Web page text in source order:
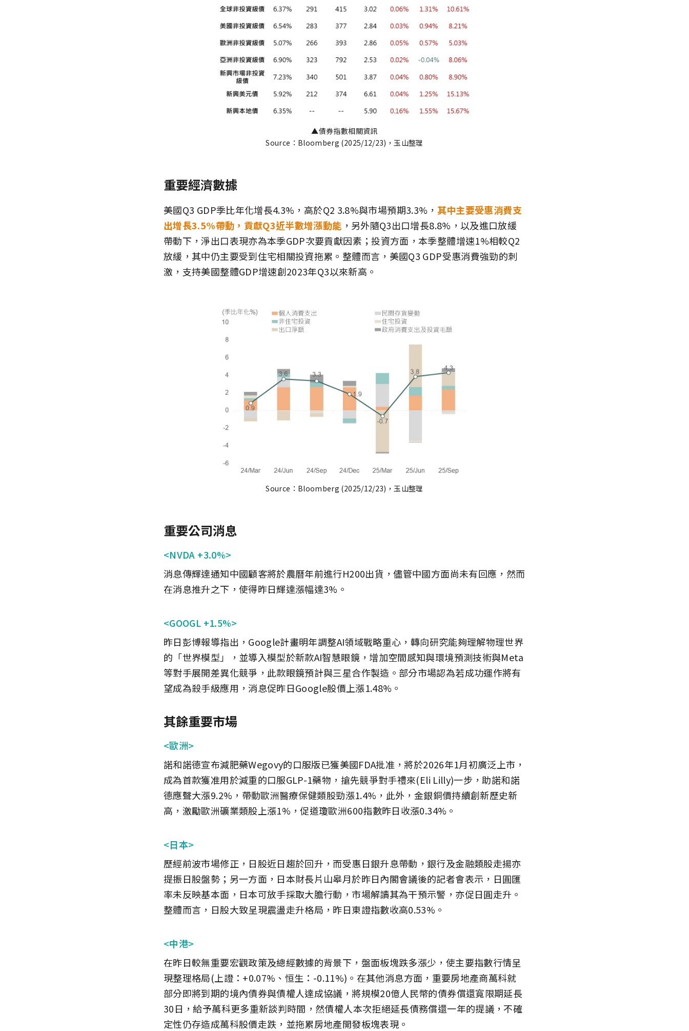
▲債券指數相關資訊
Source：Bloomberg (2025/12/23)，玉山整理
重要經濟數據
美國Q3 GDP季比年化增長4.3%，高於Q2 3.8%與市場預期3.3%， 其中主要受惠消費支
出增長3.5%帶動，貢獻Q3近半數增漲動能 ，另外隨Q3出口增長8.8%，以及進口放緩
帶動下，淨出口表現亦為本季GDP次要貢獻因素；投資方面，本季整體增速1%相較Q2
放緩，其中仍主要受到住宅相關投資拖累。整體而言，美國Q3 GDP受惠消費強勁的刺
激，支持美國整體GDP增速創2023年Q3以來新高。
Source：Bloomberg (2025/12/23)，玉山整理
重要公司消息
<NVDA +3.0%>
消息傳輝達通知中國顧客將於農曆年前進行H200出貨，儘管中國方面尚未有回應，然而
在消息推升之下，使得昨日輝達漲幅達3%。
<GOOGL +1.5%>
昨日彭博報導指出，Google計畫明年調整AI領域戰略重心，轉向研究能夠理解物理世界
的「世界模型」，並導入模型於新款AI智慧眼鏡，增加空間感知與環境預測技術與Meta
等對手展開差異化競爭，此款眼鏡預計與三星合作製造。部分市場認為若成功運作將有
望成為殺手級應用，消息促昨日Google股價上漲1.48%。
其餘重要市場
<歐洲>
諾和諾德宣布減肥藥Wegovy的口服版已獲美國FDA批准，將於2026年1月初廣泛上市，
成為首款獲准用於減重的口服GLP-1藥物，搶先競爭對手禮來(Eli Lilly)一步，助諾和諾
德應聲大漲9.2%，帶動歐洲醫療保健類股勁漲1.4%，此外，金銀銅價持續創新歷史新
高，激勵歐洲礦業類股上漲1%，促道瓊歐洲600指數昨日收漲0.34%。
<日本>
歷經前波市場修正，日股近日趨於回升，而受惠日銀升息帶動，銀行及金融類股走揚亦
提振日股盤勢；另一方面，日本財長片山皋月於昨日內閣會議後的記者會表示，日圓匯
率未反映基本面，日本可放手採取大膽行動，市場解讀其為干預示警，亦促日圓走升。
整體而言，日股大致呈現震盪走升格局，昨日東證指數收高0.53%。
<中港>
在昨日較無重要宏觀政策及總經數據的背景下，盤面板塊跌多漲少，使主要指數行情呈
現整理格局(上證：+0.07%、恒生：-0.11%)。在其他消息方面，重要房地產商萬科就
部分即將到期的境內債券與債權人達成協議，將規模20億人民幣的債券償還寬限期延長
30日，給予萬科更多重新談判時間，然債權人本次拒絕延長債務償還一年的提議，不確
定性仍存造成萬科股價走跌，並拖累房地產開發板塊表現。